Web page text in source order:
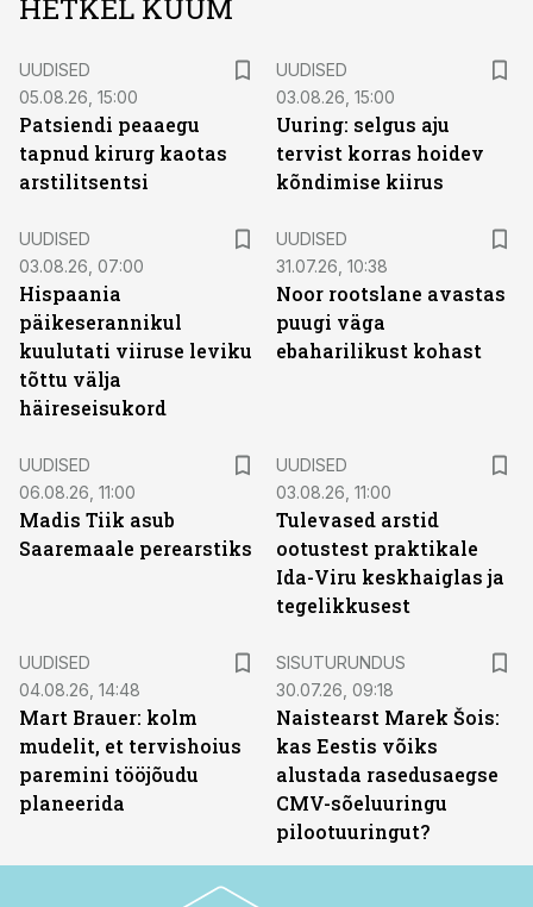
HETKEL KUUM
UUDISED
05.08.26, 15:00
Patsiendi peaaegu
tapnud kirurg kaotas
arstilitsentsi
UUDISED
03.08.26, 15:00
Uuring: selgus aju
tervist korras hoidev
kõndimise kiirus
UUDISED
03.08.26, 07:00
Hispaania
päikeserannikul
kuulutati viiruse leviku
tõttu välja
häireseisukord
UUDISED
31.07.26, 10:38
Noor rootslane avastas
puugi väga
ebaharilikust kohast
UUDISED
06.08.26, 11:00
Madis Tiik asub
Saaremaale perearstiks
UUDISED
03.08.26, 11:00
Tulevased arstid
ootustest praktikale
Ida-Viru keskhaiglas ja
tegelikkusest
UUDISED
04.08.26, 14:48
Mart Brauer: kolm
mudelit, et tervishoius
paremini tööjõudu
planeerida
SISUTURUNDUS
30.07.26, 09:18
Naistearst Marek Šois:
kas Eestis võiks
alustada rasedusaegse
CMV-sõeluuringu
pilootuuringut?